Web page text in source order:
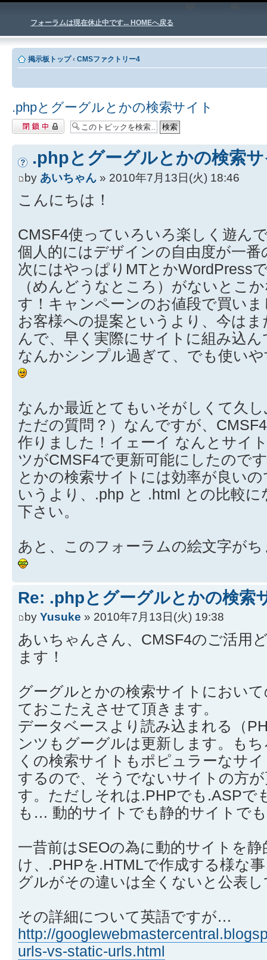
フォーラムは現在休止中です... HOMEへ戻る
sp;
掲示板トップ ‹ CMSファクトリー4
.phpとグーグルとかの検索サイト
閉鎖中トピック
.phpとグーグルとかの検索
by あいちゃん » 2010年7月13日(火) 18:46
こんにちは！
CMSF4使っていろいろ楽しく遊ん
個人的にはデザインの自由度が一
次にはやっぱりMTとかWordPress
（めんどうなところ）がないとこ
す！キャンペーンのお値段で買い
お客様への提案というより、今は
んで、早く実際にサイトに組み込
なんかシンプル過ぎて、でも使い
なんか最近とてもいそがしくて久
ただの質問？）なんですが、
作りました！イェーイ なんとサイ
ツがCMSF4で更新可能にしたので
とかの検索サイトには効率が良い
いうより、.php と .html との比較
下さい。
あと、このフォーラムの絵文字が
Re: .phpとグーグルとかの検索
by Yusuke » 2010年7月13日(火) 19:38
あいちゃんさん、CMSF4のご活用
ます！
グーグルとかの検索サイトにおい
ておこたえさせて頂きます。
データベースより読み込まれる（
ンツもグーグルは更新します。も
くの検索サイトもポピュラーなサ
するので、そうでないサイトの方
す。ただしそれは.PHPでも.ASPで
も… 動的サイトでも静的サイトで
一昔前はSEOの為に動的サイトを
け、.PHPを.HTMLで作成する様な
グルがその違いは全くないと公表
その詳細について英語ですが…
http://
urls-vs-static-urls.html